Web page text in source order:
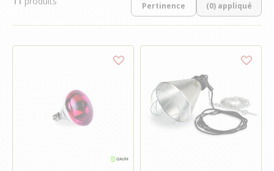
(0) appliqué